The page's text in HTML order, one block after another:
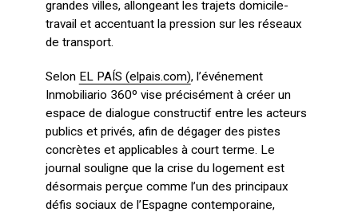
grandes villes, allongeant les trajets domicile-
travail et accentuant la pression sur les réseaux
de transport.
Selon EL PAÍS (elpais.com), l’événement
Inmobiliario 360º vise précisément à créer un
espace de dialogue constructif entre les acteurs
publics et privés, afin de dégager des pistes
concrètes et applicables à court terme. Le
journal souligne que la crise du logement est
désormais perçue comme l’un des principaux
défis sociaux de l’Espagne contemporaine,